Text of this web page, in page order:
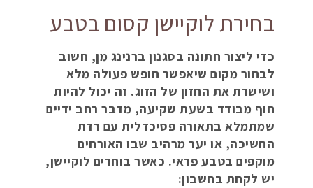
בחירת לוקיישן קסום בטבע
כדי ליצור חתונה בסגנון ברנינג מן, חשוב
לבחור מקום שיאפשר חופש פעולה מלא
ושישרת את החזון של הזוג. זה יכול להיות
חוף מבודד בשעת שקיעה, מדבר רחב ידיים
שמתמלא בתאורה פסיכדלית עם רדת
החשיכה, או יער מרהיב שבו האורחים
מוקפים בטבע פראי. כאשר בוחרים לוקיישן,
יש לקחת בחשבון: